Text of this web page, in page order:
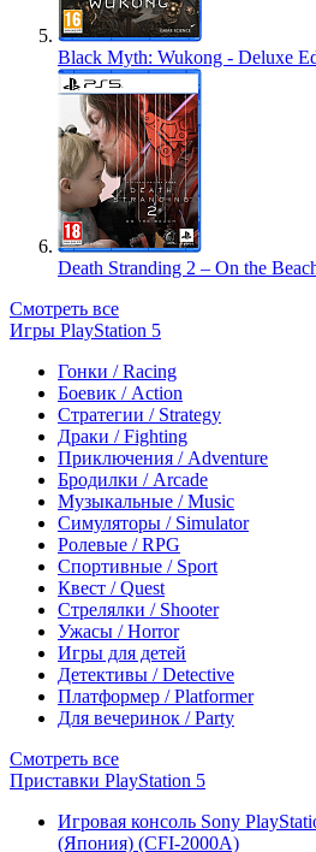
Black Myth: Wukong - Deluxe
Death Stranding 2 – On the
Смотреть все
Игры PlayStation 5
Гонки / Racing
Боевик / Action
Стратегии / Strategy
Драки / Fighting
Приключения / Adventure
Бродилки / Arcade
Музыкальные / Music
Симуляторы / Simulator
Ролевые / RPG
Спортивные / Sport
Квест / Quest
Стрелялки / Shooter
Ужасы / Horror
Игры для детей
Детективы / Detective
Платформер / Platformer
Для вечеринок / Party
Смотреть все
Приставки PlayStation 5
Игровая консоль Sony
(Япония) (CFI-2000A)